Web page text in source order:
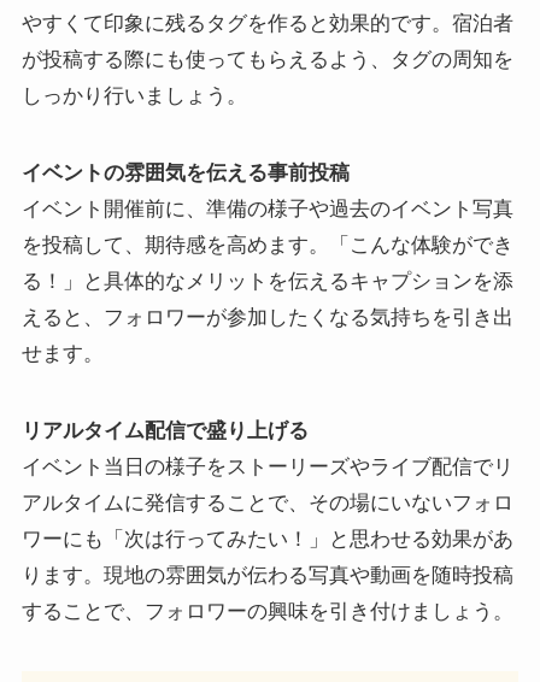
やすくて印象に残るタグを作ると効果的です。宿泊者
が投稿する際にも使ってもらえるよう、タグの周知を
しっかり行いましょう。
イベントの雰囲気を伝える事前投稿
イベント開催前に、準備の様子や過去のイベント写真
を投稿して、期待感を高めます。「こんな体験ができ
る！」と具体的なメリットを伝えるキャプションを添
えると、フォロワーが参加したくなる気持ちを引き出
せます。
リアルタイム配信で盛り上げる
イベント当日の様子をストーリーズやライブ配信でリ
アルタイムに発信することで、その場にいないフォロ
ワーにも「次は行ってみたい！」と思わせる効果があ
ります。現地の雰囲気が伝わる写真や動画を随時投稿
することで、フォロワーの興味を引き付けましょう。